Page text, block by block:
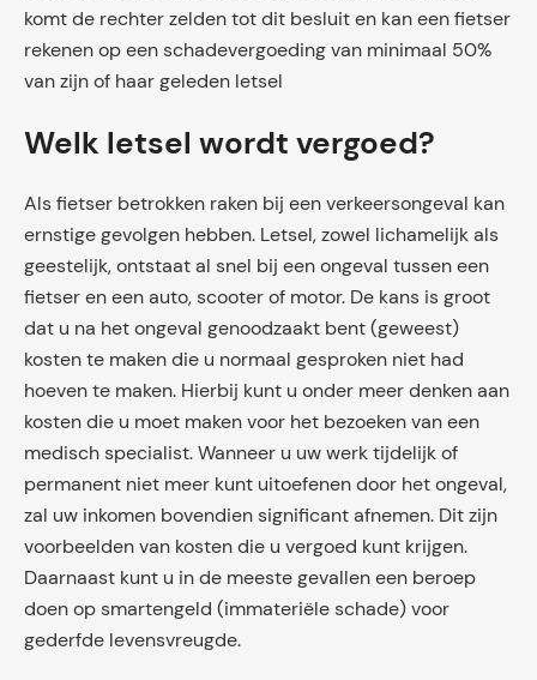
komt de rechter zelden tot dit besluit en kan een fietser
rekenen op een schadevergoeding van minimaal 50%
van zijn of haar geleden letsel
Welk letsel wordt vergoed?
Als fietser betrokken raken bij een verkeersongeval kan
ernstige gevolgen hebben. Letsel, zowel lichamelijk als
geestelijk, ontstaat al snel bij een ongeval tussen een
fietser en een auto, scooter of motor. De kans is groot
dat u na het ongeval genoodzaakt bent (geweest)
kosten te maken die u normaal gesproken niet had
hoeven te maken. Hierbij kunt u onder meer denken aan
kosten die u moet maken voor het bezoeken van een
medisch specialist. Wanneer u uw werk tijdelijk of
permanent niet meer kunt uitoefenen door het ongeval,
zal uw inkomen bovendien significant afnemen. Dit zijn
voorbeelden van kosten die u vergoed kunt krijgen.
Daarnaast kunt u in de meeste gevallen een beroep
doen op smartengeld (immateriële schade) voor
gederfde levensvreugde.